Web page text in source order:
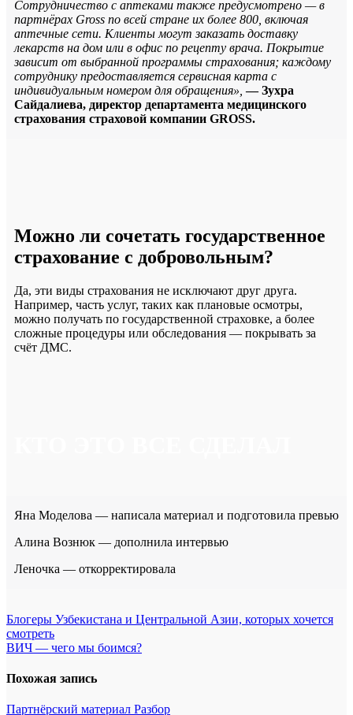
Сотрудничество с аптеками также предусмотрено — в
партнёрах Gross по всей стране их более 800, включая
аптечные сети. Клиенты могут заказать доставку
лекарств на дом или в офис по рецепту врача. Покрытие
зависит от выбранной программы страхования; каждому
сотруднику предоставляется сервисная карта с
индивидуальным номером для обращения», — Зухра
Сайдалиева, директор департамента медицинского
страхования страховой компании GROSS.
Можно ли сочетать государственное
страхование с добровольным?
Да, эти виды страхования не исключают друг друга.
Например, часть услуг, таких как плановые осмотры,
можно получать по государственной страховке, а более
сложные процедуры или обследования — покрывать за
счёт ДМС.
Яна Моделова — написала материал и подготовила превью
Алина Вознюк — дополнила интервью
Леночка — откорректировала
Навигация
по
Блогеры Узбекистана и Центральной Азии, которых хочется
смотреть
ВИЧ — чего мы боимся?
Похожая запись
Партнёрский материал Разбор